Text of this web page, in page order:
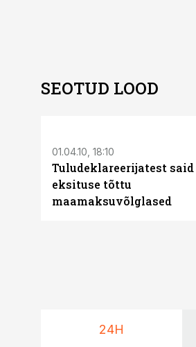
SEOTUD LOOD
01.04.10, 18:10
Tuludeklareerijatest said
eksituse tõttu
maamaksuvõlglased
24H